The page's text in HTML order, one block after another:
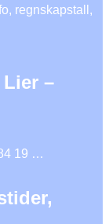
regnskapstall,
–
19 …